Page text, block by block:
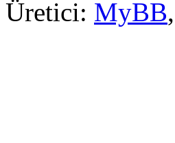
Üretici: MyBB